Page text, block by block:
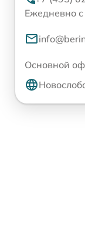
Ежедневно
Основной